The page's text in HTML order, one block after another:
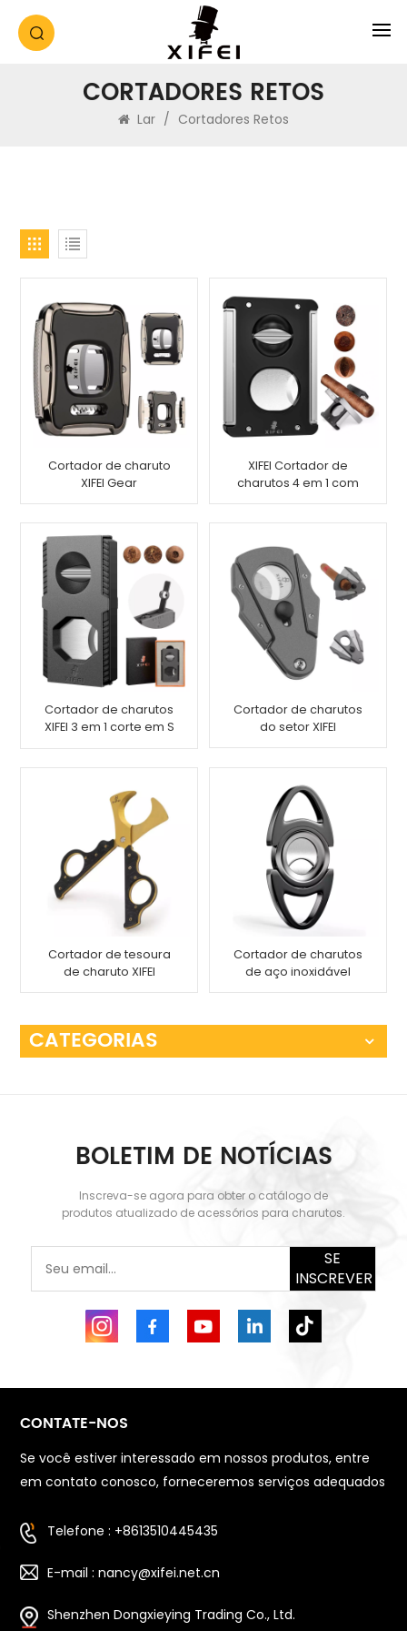
CORTADORES RETOS
Lar / Cortadores Retos
Cortador de charuto
XIFEI Gear
XIFEI Cortador de
charutos 4 em 1 com
corte em V e corte em
Cortador de charutos
XIFEI 3 em 1 corte em S
corte em V corte
Cortador de charutos
do setor XIFEI
Cortador de tesoura
de charuto XIFEI
Cortador de charutos
de aço inoxidável
CATEGORIAS
BOLETIM DE NOTÍCIAS
Inscreva-se agora para obter o catálogo de
produtos atualizado de acessórios para charutos.
SE
INSCREVER
CONTATE-NOS
Se você estiver interessado em nossos produtos, entre
em contato conosco, forneceremos serviços adequados
Telefone : +8613510445435
E-mail : nancy@xifei.net.cn
Shenzhen Dongxieying Trading Co., Ltd.